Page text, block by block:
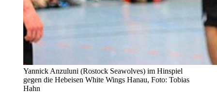
Yannick Anzuluni (Rostock Seawolves) im Hinspiel
gegen die Hebeisen White Wings Hanau, Foto: Tobias
Hahn